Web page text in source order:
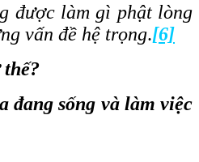
được làm gì phật lòng
vấn đề hệ trọng.[6]
đang sống và làm việc